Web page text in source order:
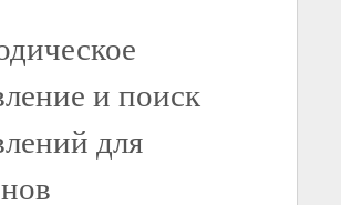
и поиск
для